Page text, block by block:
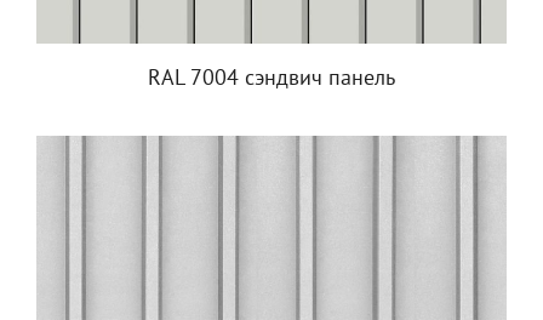
RAL 7004 сэндвич панель